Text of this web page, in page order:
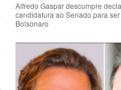
Alfredo Gaspar descumpre
candidatura ao Senado para
Bolsonaro